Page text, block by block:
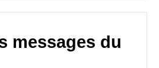
messages du